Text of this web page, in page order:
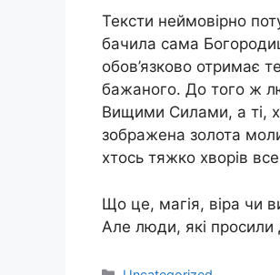
Тексти неймовірно
бачила сама
обов’язково отримає
бажаного. До того ж
Вищими Силами, а ті,
зображена золота
хтось тяжко хвoрів
Що це, магія, віра чи
Але люди, які